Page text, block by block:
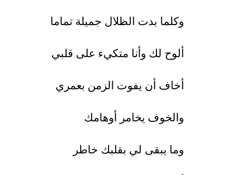
وكلما بدت الظلال جميلة تماما
ألوح لك وأنا متكيء على قلبي
أخاف أن يفوت الزمن بعمري
والخوف يخامر أوهامك
وما يبقى لي بقلبك خاطر